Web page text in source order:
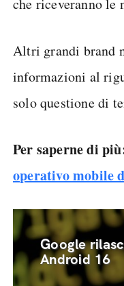
che riceveranno le
Altri grandi brand
informazioni al
solo questione di
Per saperne di
operativo mobile
Google
Android 16